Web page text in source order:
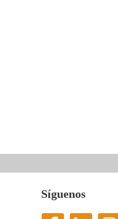
Síguenos